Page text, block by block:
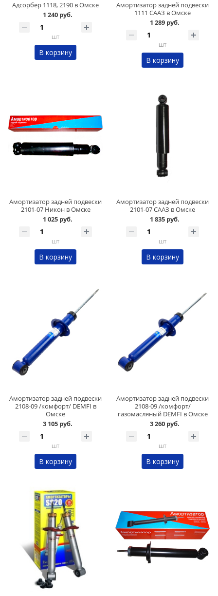
Адсорбер 1118, 2190 в Омске
1 240 руб.
шт
В корзину
Амортизатор задней подвески
1111 СААЗ в Омске
1 289 руб.
шт
В корзину
Амортизатор задней подвески
2101-07 Никон в Омске
1 025 руб.
шт
В корзину
Амортизатор задней подвески
2101-07 СААЗ в Омске
1 835 руб.
шт
В корзину
Амортизатор задней подвески
2108-09 /комфорт/ DEMFI в
Омске
3 105 руб.
шт
В корзину
Амортизатор задней подвески
2108-09 /комфорт/
газомасляный DEMFI в Омске
3 260 руб.
шт
В корзину